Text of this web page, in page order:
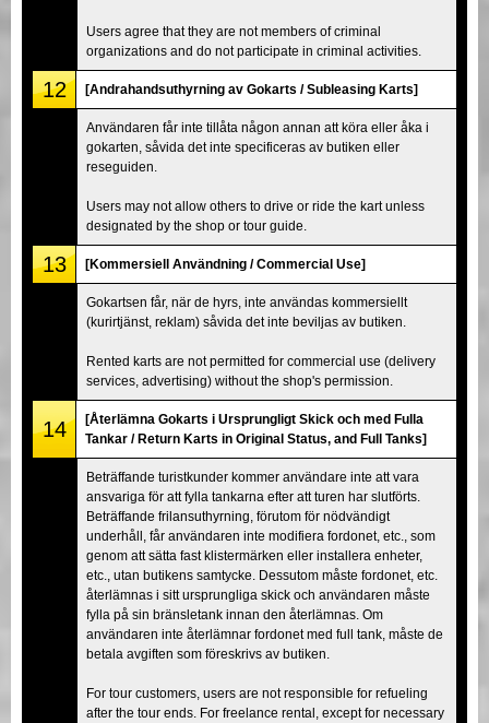
Users agree that they are not members of criminal
organizations and do not participate in criminal activities.
12 [Andrahandsuthyrning av Gokarts / Subleasing Karts]
Användaren får inte tillåta någon annan att köra eller åka i
gokarten, såvida det inte specificeras av butiken eller
reseguiden.
Users may not allow others to drive or ride the kart unless
designated by the shop or tour guide.
13 [Kommersiell Användning / Commercial Use]
Gokartsen får, när de hyrs, inte användas kommersiellt
(kurirtjänst, reklam) såvida det inte beviljas av butiken.
Rented karts are not permitted for commercial use (delivery
services, advertising) without the shop's permission.
14
[Återlämna Gokarts i Ursprungligt Skick och med Fulla
Tankar / Return Karts in Original Status, and Full Tanks]
Beträffande turistkunder kommer användare inte att vara
ansvariga för att fylla tankarna efter att turen har slutförts.
Beträffande frilansuthyrning, förutom för nödvändigt
underhåll, får användaren inte modifiera fordonet, etc., som
genom att sätta fast klistermärken eller installera enheter,
etc., utan butikens samtycke. Dessutom måste fordonet, etc.
återlämnas i sitt ursprungliga skick och användaren måste
fylla på sin bränsletank innan den återlämnas. Om
användaren inte återlämnar fordonet med full tank, måste de
betala avgiften som föreskrivs av butiken.
For tour customers, users are not responsible for refueling
after the tour ends. For freelance rental, except for necessary